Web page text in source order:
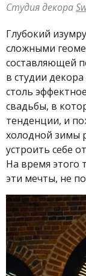
Студия декора
Глубокий
сложными
составляющей
в студии
столь
свадьбы, в
тенденции, и
холодной зимы
устроить себе
На время этого
эти мечты, не